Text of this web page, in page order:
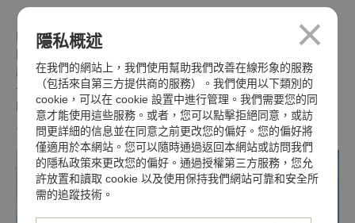
同樣令人憂心的是Smithsonian Ocean Portal的資料顯示，目前美
威脅物種。鯨鯊(Whale shark)正是美國瀕危物種法案中的其中之
一。鯨鯊是海中最大的魚類，是 Oris Whale shark限量
腕錶的靈感來源，以Aquis GMT 潛水錶為基礎，僅發行 2,016
只，是因為 IUCN 在2016 年發布鯨鯊為瀕危物種。
隱私概述
在我們的網站上，我們使用幫助我們改善在線形象的服務
（包括來自第三方提供商的服務）。我們使用以下類別的
cookie，可以在 cookie 設置中進行管理。我們需要您的同
意才能使用這些服務。或者，您可以點擊拒絕同意，或訪
問更詳細的信息並在同意之前更改您的偏好。您的偏好將
僅適用於本網站。您可以隨時通過返回本網站或訪問我們
的隱私政策來更改您的偏好。通過授權第三方服務，您允
許放置和讀取 cookie 以及使用保持我們網站可靠和安全所
需的追蹤技術。